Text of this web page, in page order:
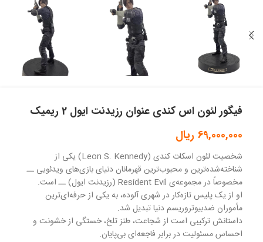
فیگور لئون اس کندی عنوان رزیدنت ایول 2 ریمیک
69,000,000 ریال
شخصیت لئون اسکات کندی (Leon S. Kennedy) یکی از
شناخته‌شده‌ترین و محبوب‌ترین قهرمانان دنیای بازی‌های ویدئویی ــ
مخصوصاً در مجموعه‌ی Resident Evil (رزیدنت ایول) ــ است.
او از یک پلیس تازه‌کار در شهری آلوده، به یکی از حرفه‌ای‌ترین
مأموران ضد‌بیوتروریسم دنیا تبدیل شد.
داستانش ترکیبی است از شجاعت، طنز تلخ، خستگی از خشونت و
احساس مسئولیت در برابر فاجعه‌ای بی‌پایان.